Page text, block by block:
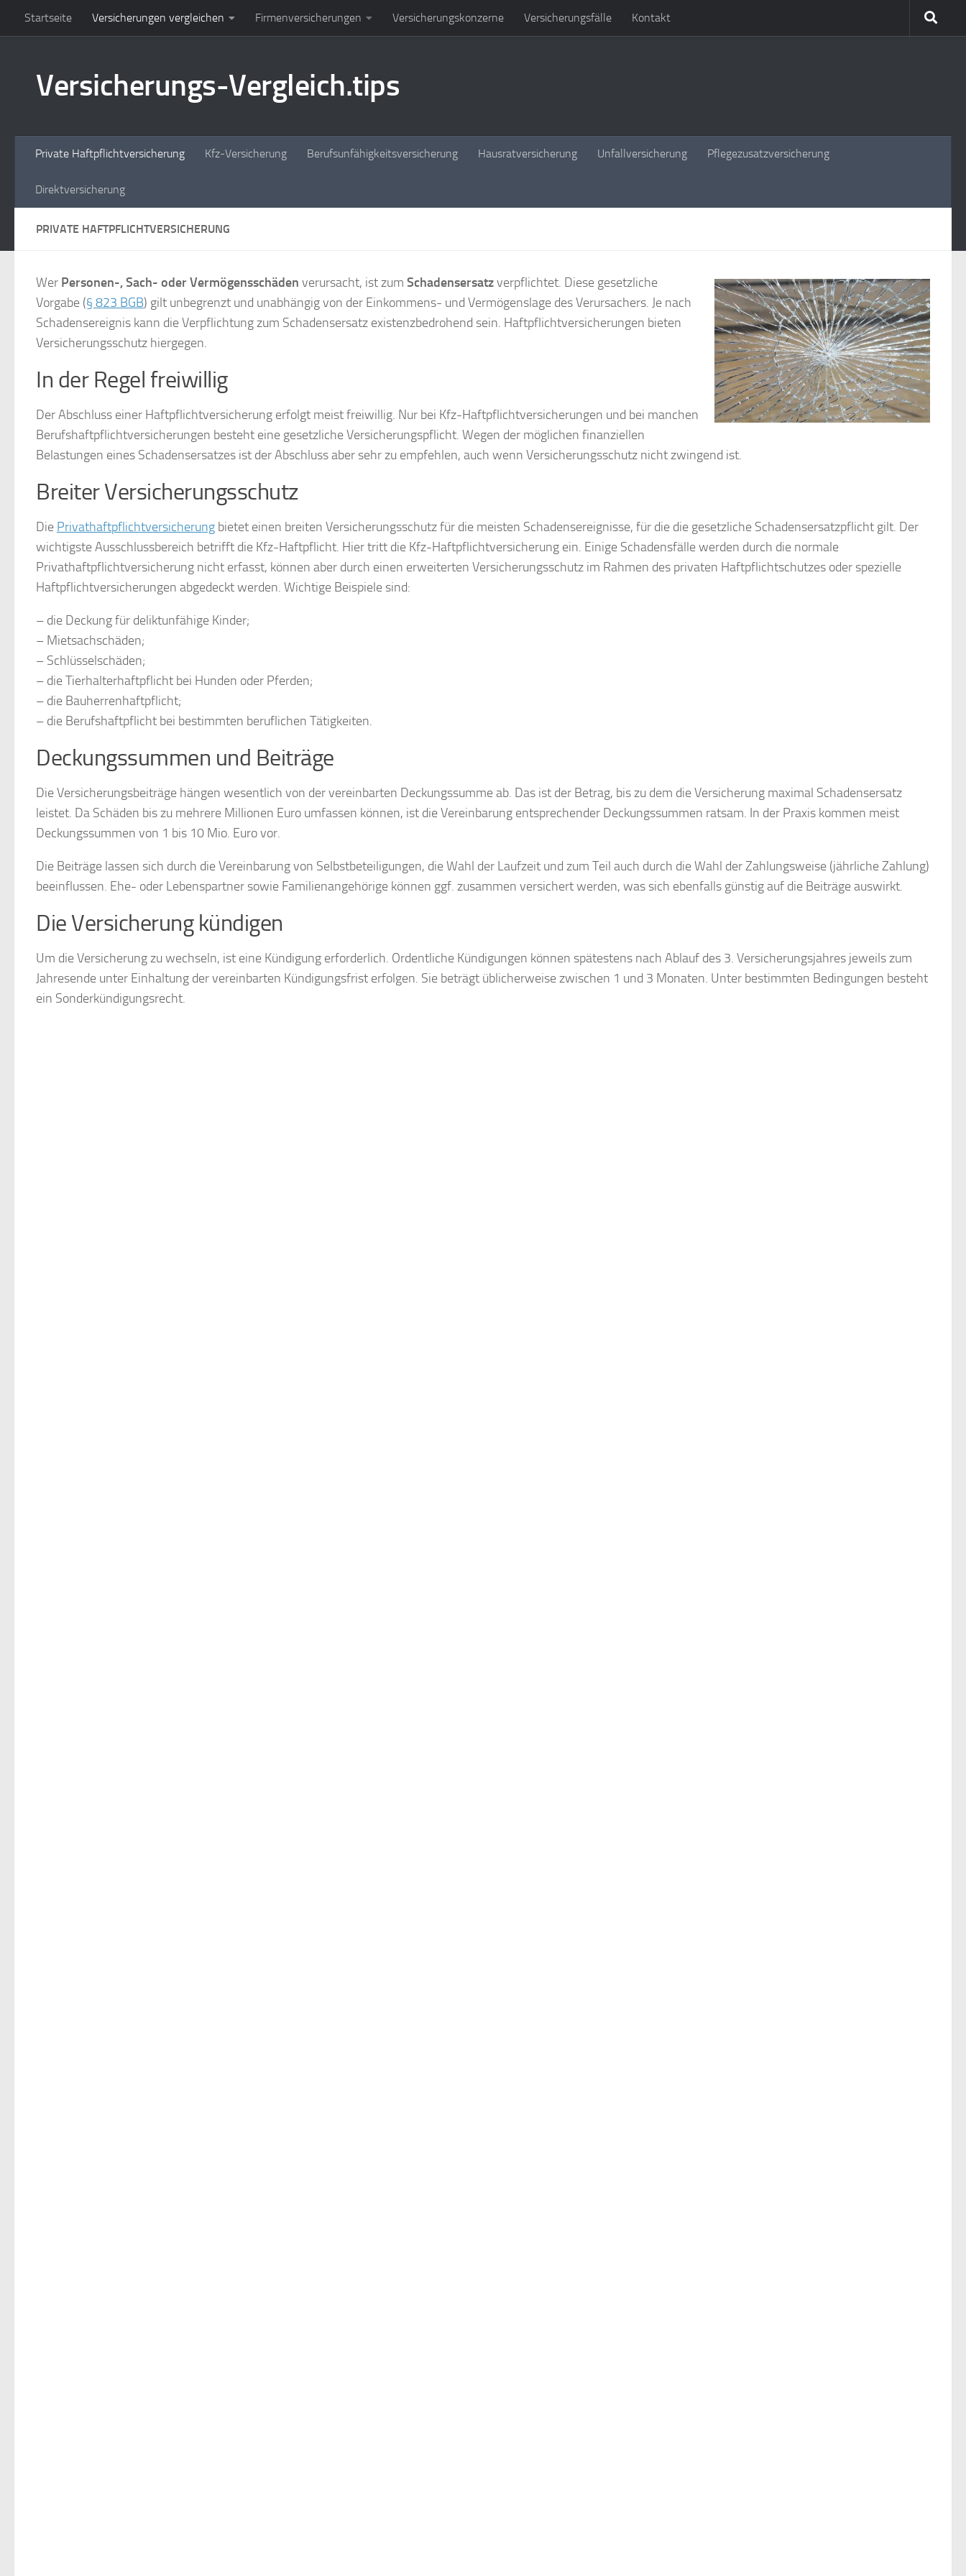
Zum Inhalt springen
Startseite Versicherungen vergleichen Firmenversicherungen Versicherungskonzerne Versicherungsfälle Kontakt
Versicherungs-Vergleich.tips
Private Haftpflichtversicherung Kfz-Versicherung Berufsunfähigkeitsversicherung Hausratversicherung Unfallversicherung Pflegezusatzversicherung
Direktversicherung
PRIVATE HAFTPFLICHTVERSICHERUNG
Wer Personen-, Sach- oder Vermögensschäden verursacht, ist zum Schadensersatzverpflichtet. Diese gesetzliche
Vorgabe (§ 823 BGB) gilt unbegrenzt und unabhängig von der Einkommens- und Vermögenslage des Verursachers. Je nach
Schadensereignis kann die Verpflichtung zum Schadensersatz existenzbedrohend sein. Haftpflichtversicherungen bieten
Versicherungsschutz hiergegen.
In der Regel freiwillig
Der Abschluss einer Haftpflichtversicherung erfolgt meist freiwillig. Nur bei Kfz-Haftpflichtversicherungen und bei manchen
Berufshaftpflichtversicherungen besteht eine gesetzliche Versicherungspflicht. Wegen der möglichen finanziellen
Belastungen eines Schadensersatzes ist der Abschluss aber sehr zu empfehlen, auch wenn Versicherungsschutz nicht zwingend ist.
Breiter Versicherungsschutz
Die Privathaftpflichtversicherung bietet einen breiten Versicherungsschutz für die meisten Schadensereignisse, für die die gesetzliche Schadensersatzpflicht gilt. Der
wichtigste Ausschlussbereich betrifft die Kfz-Haftpflicht. Hier tritt die Kfz-Haftpflichtversicherung ein. Einige Schadensfälle werden durch die normale
Privathaftpflichtversicherung nicht erfasst, können aber durch einen erweiterten Versicherungsschutz im Rahmen des privaten Haftpflichtschutzes oder spezielle
Haftpflichtversicherungen abgedeckt werden. Wichtige Beispiele sind:
– die Deckung für deliktunfähige Kinder;
– Mietsachschäden;
– Schlüsselschäden;
– die Tierhalterhaftpflicht bei Hunden oder Pferden;
– die Bauherrenhaftpflicht;
– die Berufshaftpflicht bei bestimmten beruflichen Tätigkeiten.
Deckungssummen und Beiträge
Die Versicherungsbeiträge hängen wesentlich von der vereinbarten Deckungssumme ab. Das ist der Betrag, bis zu dem die Versicherung maximal Schadensersatz
leistet. Da Schäden bis zu mehrere Millionen Euro umfassen können, ist die Vereinbarung entsprechender Deckungssummen ratsam. In der Praxis kommen meist
Deckungssummen von 1 bis 10 Mio. Euro vor.
Die Beiträge lassen sich durch die Vereinbarung von Selbstbeteiligungen, die Wahl der Laufzeit und zum Teil auch durch die Wahl der Zahlungsweise (jährliche Zahlung)
beeinflussen. Ehe- oder Lebenspartner sowie Familienangehörige können ggf. zusammen versichert werden, was sich ebenfalls günstig auf die Beiträge auswirkt.
Die Versicherung kündigen
Um die Versicherung zu wechseln, ist eine Kündigung erforderlich. Ordentliche Kündigungen können spätestens nach Ablauf des 3. Versicherungsjahres jeweils zum
Jahresende unter Einhaltung der vereinbarten Kündigungsfrist erfolgen. Sie beträgt üblicherweise zwischen 1 und 3 Monaten. Unter bestimmten Bedingungen besteht
ein Sonderkündigungsrecht.